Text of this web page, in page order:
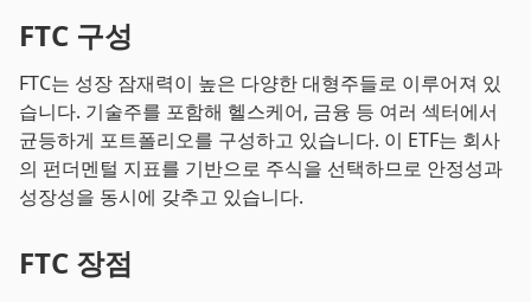
FTC 구성
FTC는 성장 잠재력이 높은 다양한 대형주들로 이루어져 있
습니다. 기술주를 포함해 헬스케어, 금융 등 여러 섹터에서
균등하게 포트폴리오를 구성하고 있습니다. 이 ETF는 회사
의 펀더멘털 지표를 기반으로 주식을 선택하므로 안정성과
성장성을 동시에 갖추고 있습니다.
FTC 장점